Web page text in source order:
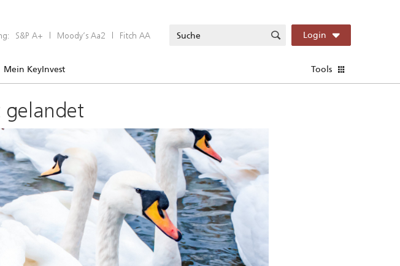
S&P A+ | Moody’s Aa2 | Fitch AA Login
Mein KeyInvest Tools
gelandet